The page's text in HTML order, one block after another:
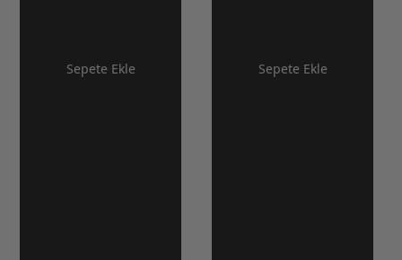
Sepete Ekle Sepete Ekle